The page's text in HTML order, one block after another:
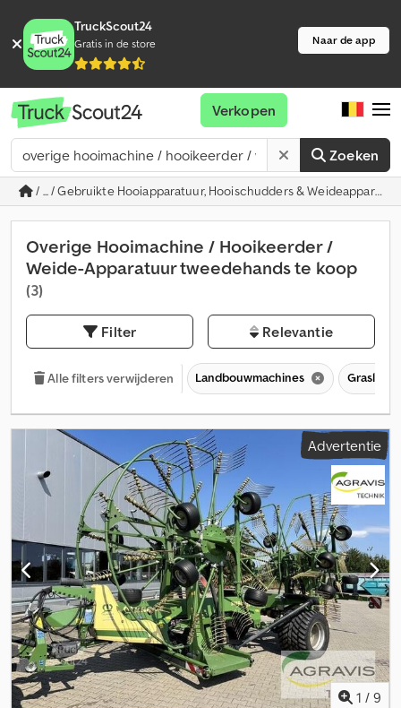
TruckScout24
Gratis in de store Naar de app
Zoeken
Verkopen
/ ... / Gebruikte Hooiapparatuur, Hooischudders &
Overige Hooimachine / Hooikeerder /
Weide-Apparatuur tweedehands te koop
(3)
Filter Relevantie
Alle filters verwijderen Landbouwmachines
Advertentie
1 / 9